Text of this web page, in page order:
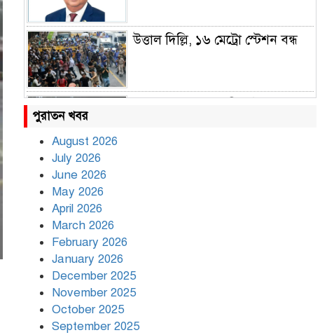
উত্তাল দিল্লি, ১৬ মেট্রো স্টেশন বন্ধ
বৃষ্টি থামার নাম নেই, পথে পথে
পুরাতন খবর
August 2026
July 2026
June 2026
May 2026
April 2026
March 2026
February 2026
January 2026
December 2025
November 2025
October 2025
September 2025